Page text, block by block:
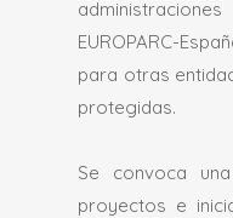
EUROPARC-
para otras
protegidas.
Se convoca
proyectos e